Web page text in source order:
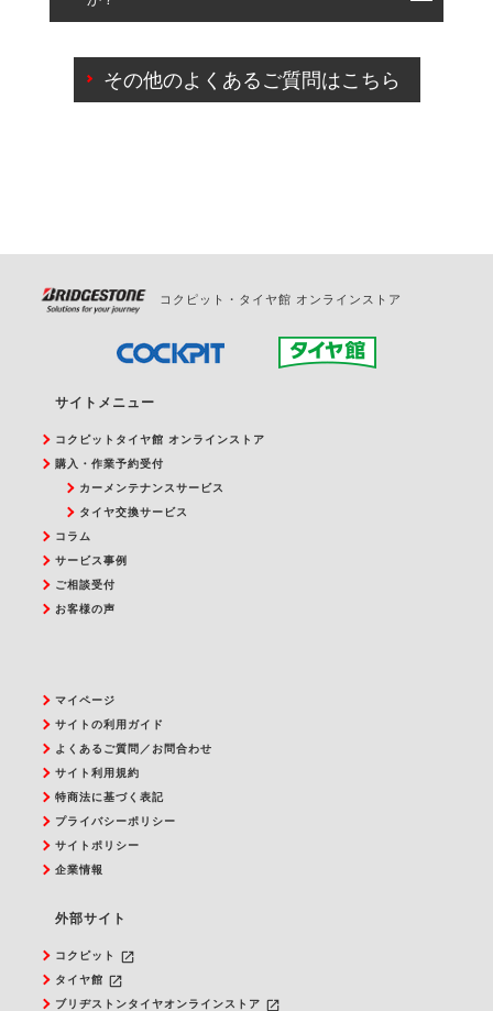
出来ないものもございます。
ご来店予約日の3営業日前を過ぎている場合のご予約
の日時変更につきましては、直接ご予約の店舗まで
その他のよくあるご質問はこちら
コクピット・タイヤ館 オンラインストア
サイトメニュー
コクピットタイヤ館 オンラインストア
購入・作業予約受付
カーメンテナンスサービス
タイヤ交換サービス
コラム
サービス事例
ご相談受付
お客様の声
マイページ
サイトの利用ガイド
よくあるご質問／お問合わせ
サイト利用規約
特商法に基づく表記
プライバシーポリシー
サイトポリシー
企業情報
外部サイト
コクピット launch
タイヤ館 launch
ブリヂストンタイヤオンラインストア launch